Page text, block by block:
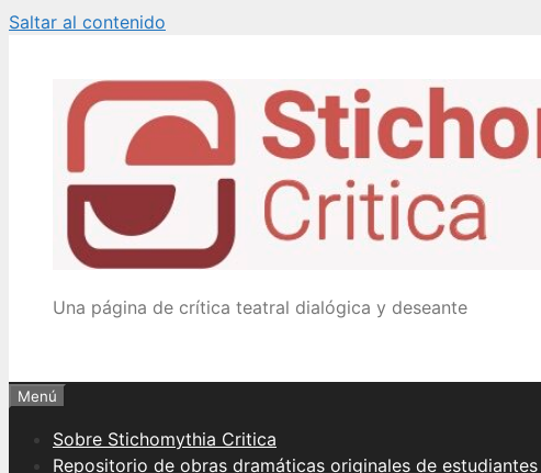
Saltar al contenido
Una página de crítica teatral dialógica y deseante
Menú
Sobre Stichomythia Critica
Repositorio de obras dramáticas originales de